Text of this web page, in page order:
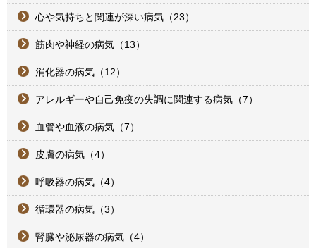
心や気持ちと関連が深い病気（23）
筋肉や神経の病気（13）
消化器の病気（12）
アレルギーや自己免疫の失調に関連する病気（7）
血管や血液の病気（7）
皮膚の病気（4）
呼吸器の病気（4）
循環器の病気（3）
腎臓や泌尿器の病気（4）